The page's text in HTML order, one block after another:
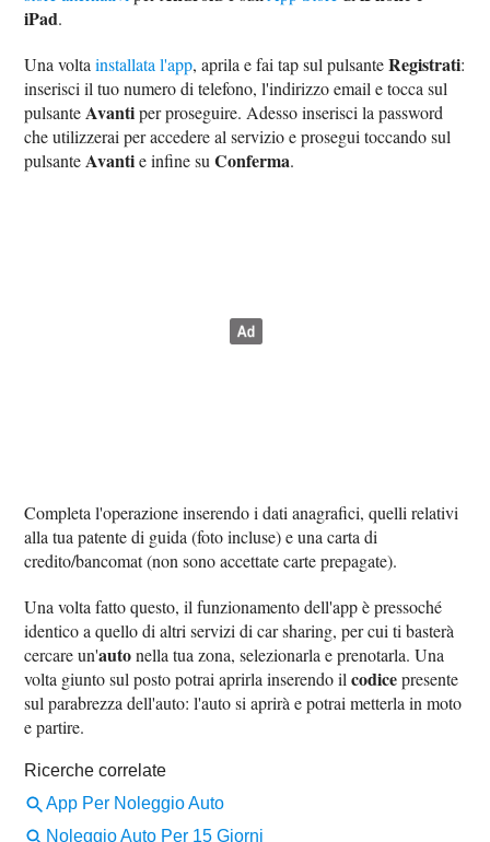
iPad.
Una voltainstallata l'app, aprila e fai tap sul pulsanteRegistrati:
inserisci il tuo numero di telefono, l'indirizzo email e tocca sul
pulsante Avantiper proseguire. Adesso inserisci la password
che utilizzerai per accedere al servizio e prosegui toccando sul
pulsante Avantie infine suConferma.
Completa l'operazione inserendo i dati anagrafici, quelli relativi
alla tua patente di guida (foto incluse) e una carta di
credito/bancomat (non sono accettate carte prepagate).
Una volta fatto questo, il funzionamento dell'app è pressoché
identico a quello di altri servizi di car sharing, per cui ti basterà
cercare un'autonella tua zona, selezionarla e prenotarla. Una
volta giunto sul posto potrai aprirla inserendo ilcodicepresente
sul parabrezza dell'auto: l'auto si aprirà e potrai metterla in moto
e partire.